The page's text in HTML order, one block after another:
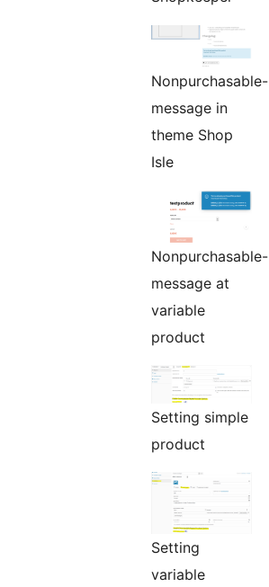
Nonpurchasable-
message in
theme Shop
Isle
Nonpurchasable-
message at
variable
product
Setting simple
product
Setting
variable